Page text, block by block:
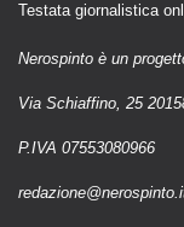
Testata giornalistica
Nerospinto è un
Via Schiaffino, 25
P.IVA 07553080966